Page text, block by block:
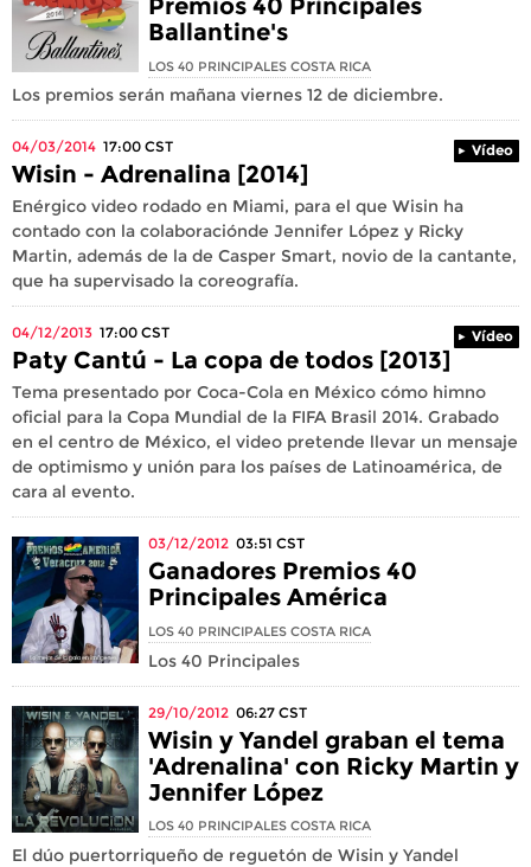
Premios 40 Principales
Ballantine's
LOS 40 PRINCIPALES COSTA RICA
Los premios serán mañana viernes 12 de diciembre.
04/03/2014 17:00 CST Vídeo
Wisin - Adrenalina [2014]
Enérgico video rodado en Miami, para el que Wisin ha
contado con la colaboraciónde Jennifer López y Ricky
Martin, además de la de Casper Smart, novio de la cantante,
que ha supervisado la coreografía.
04/12/2013 17:00 CST Vídeo
Paty Cantú - La copa de todos [2013]
Tema presentado por Coca-Cola en México cómo himno
oficial para la Copa Mundial de la FIFA Brasil 2014. Grabado
en el centro de México, el video pretende llevar un mensaje
de optimismo y unión para los países de Latinoamérica, de
cara al evento.
03/12/2012 03:51 CST
Ganadores Premios 40
Principales América
LOS 40 PRINCIPALES COSTA RICA
Los 40 Principales
29/10/2012 06:27 CST
Wisin y Yandel graban el tema
'Adrenalina' con Ricky Martin y
Jennifer López
LOS 40 PRINCIPALES COSTA RICA
El dúo puertorriqueño de reguetón de Wisin y Yandel